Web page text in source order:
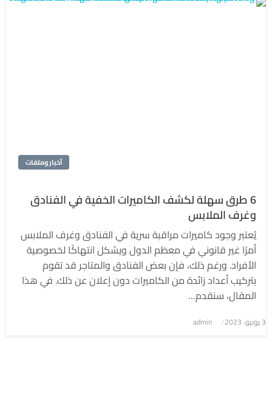
أخبار وملفات
6 طرق سهلة لكشف الكاميرات الخفية في الفنادق
وغرف الملابس
يُعتبر وجود كاميرات مراقبة سرية في الفنادق وغرف الملابس
أمرًا غير قانوني في معظم الدول ويشكل انتهاكًا لخصوصية
الأفراد. ورغم ذلك، فإن بعض الفنادق والمتاجر قد تقوم
بتركيب أعداد زائدة من الكاميرات دون إعلان عن ذلك. في هذا
المقال، سنقدم…
نُشر
في3 يونيو، 2023 admin